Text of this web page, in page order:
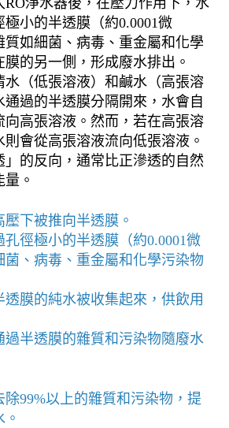
RO淨水器後，在壓力作用下，水
小的半透膜（約0.0001微
質如細菌、病毒、重金屬和化學
的另一側，形成廢水排出。
水（低張溶液）和鹹水（高張溶
過的半透膜分隔開來，水會自
向高張溶液。然而，若在高張溶
會從高張溶液流向低張溶液。
」的反向，通常比正滲透的自然
。
壓下被推向半透膜。
孔徑極小的半透膜（約0.0001微
菌、病毒、重金屬和化學污染物
透膜的純水被收集起來，供飲用
過半透膜的雜質和污染物隨廢水
除99%以上的雜質和污染物，提